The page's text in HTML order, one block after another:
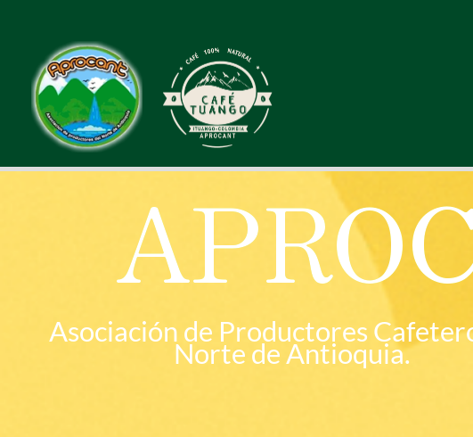
contenido
Asociación de Productores
Norte de Antioquia.